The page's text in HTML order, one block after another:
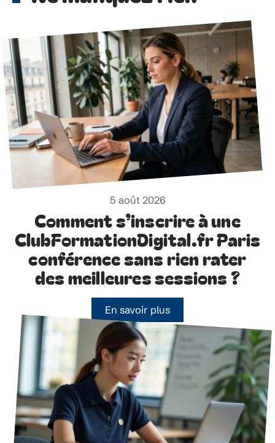
5 août 2026
Comment s’inscrire à une
ClubFormationDigital.fr Paris
conférence sans rien rater
des meilleures sessions ?
En savoir plus